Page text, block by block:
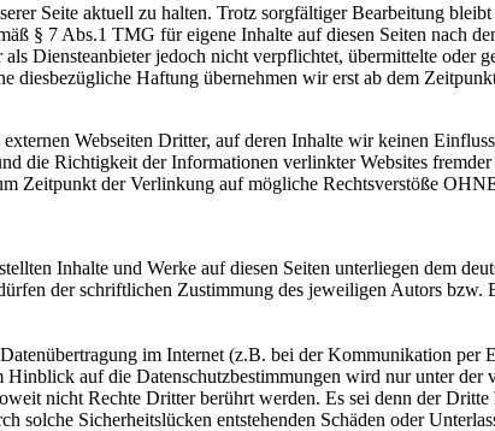
Seite aktuell zu halten. Trotz sorgfältiger Bearbeitung
§ 7 Abs.1 TMG für eigene Inhalte auf diesen Seiten nach
Diensteanbieter jedoch nicht verpflichtet, übermittelte oder
diesbezügliche Haftung übernehmen wir erst ab dem
Webseiten Dritter, auf deren Inhalte wir keinen
die Richtigkeit der Informationen verlinkter Websites
Zeitpunkt der Verlinkung auf mögliche Rechtsverstöße
Inhalte und Werke auf diesen Seiten unterliegen dem
der schriftlichen Zustimmung des jeweiligen Autors bzw.
im Internet (z.B. bei der Kommunikation
auf die Datenschutzbestimmungen wird nur unter der
nicht Rechte Dritter berührt werden. Es sei denn der
solche Sicherheitslücken entstehenden Schäden oder